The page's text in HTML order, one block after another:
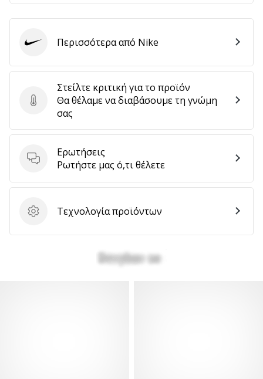
Στείλτε κριτική για το προϊόν
Στείλτε κριτική για το προϊόν
Θα θέλαμε να διαβάσουμε τη γνώμη
σας
Ερωτήσεις
Ερωτήσεις
Ρωτήστε μας ό,τι θέλετε
Τεχνολογία προϊόντων
Τεχνολογία προϊόντων
Nike Περισσότερα από Nike